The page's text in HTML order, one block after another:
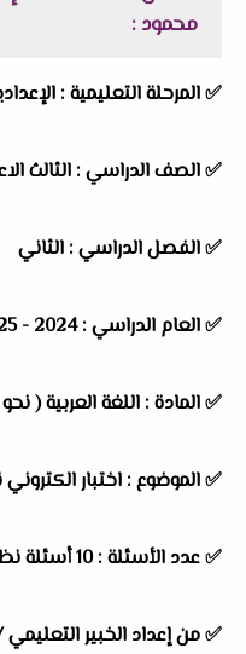
محمود:
✅ المرحلة التعليمية :
✅ الصف الدراسي : الثالث
✅ الفصل الدراسي : الثاني
✅ العام الدراسي : 2024 - 2025
✅ المادة : اللغة العربية (
✅ الموضوع : اختبار
✅ عدد الأسئلة : 10 أسئلة نظام حديث
✅ من إعداد الخبير